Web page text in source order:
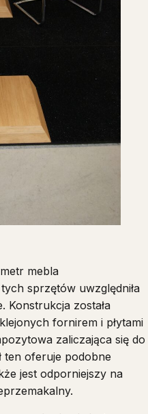
mebla
sprzętów uwzględniła
Konstrukcja została
fornirem i płytami
zaliczająca się do
ten oferuje podobne
jest odporniejszy na